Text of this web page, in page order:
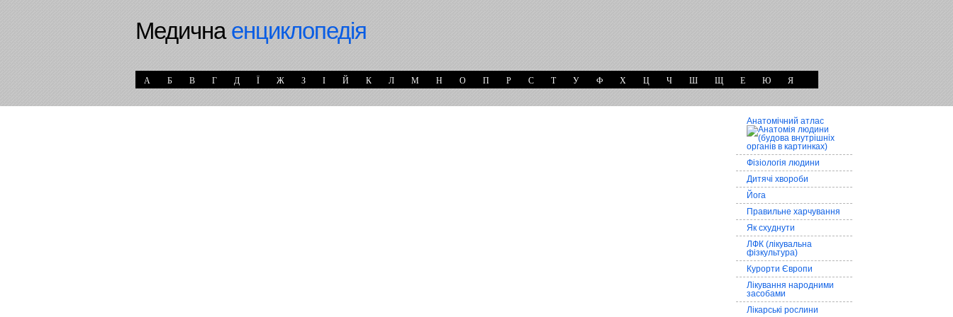
Медичнаенциклопедія
А Б В Г Д Ї Ж З І Й К Л М Н О П Р С Т У Ф Х Ц Ч Ш Щ Е Ю Я
Анатомічний атлас
Фізіологія людини
Дитячі хвороби
Йога
Правильне харчування
Як схуднути
ЛФК (лікувальна
фізкультура)
Курорти Європи
Лікування народними
засобами
Лікарські рослини